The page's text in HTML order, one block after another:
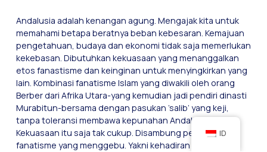
Andalusia adalah kenangan agung. Mengajak kita untuk
memahami betapa beratnya beban kebesaran. Kemajuan
pengetahuan, budaya dan ekonomi tidak saja memerlukan
kekebasan. Dibutuhkan kekuasaan yang menanggalkan
etos fanastisme dan keinginan untuk menyingkirkan yang
lain. Kombinasi fanatisme Islam yang diwakili oleh orang
Berber dari Afrika Utara-yang kemudian jadi pendiri dinasti
Murabitun-bersama dengan pasukan ’salib’ yang keji,
tanpa toleransi membawa kepunahan Andalusia.
Kekuasaan itu saja tak cukup. Disambung periode
fanatisme yang menggebu. Yakni kehadiran kaum al
ID